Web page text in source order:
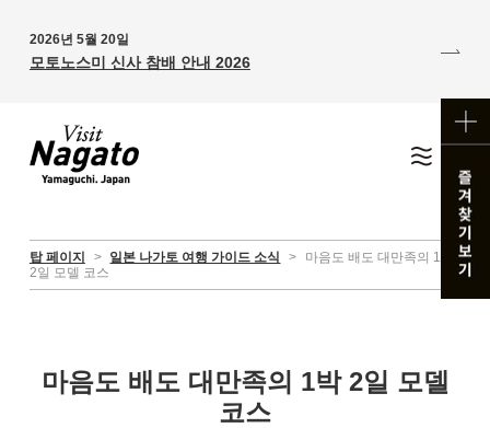
2026년 5월 20일
모토노스미 신사 참배 안내 2026
탑 페이지 > 일본 나가토 여행 가이드 소식 >
마음도 배도 대만족의 1박
2일 모델 코스
마음도 배도 대만족의 1박 2일 모델
코스